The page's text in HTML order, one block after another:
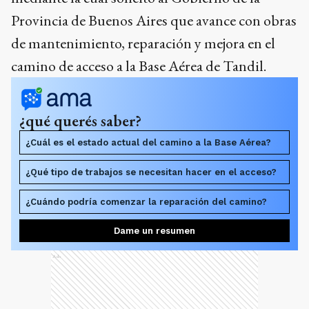
Provincia de Buenos Aires que avance con obras
de mantenimiento, reparación y mejora en el
camino de acceso a la Base Aérea de Tandil.
¿qué querés saber?
¿Cuál es el estado actual del camino a la Base Aérea?
¿Qué tipo de trabajos se necesitan hacer en el acceso?
¿Cuándo podría comenzar la reparación del camino?
Dame un resumen
Ads